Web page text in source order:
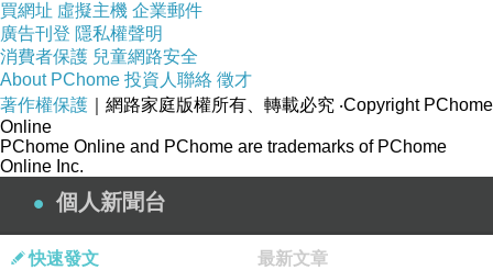
露天賣場已經有公告了奶油擦將在11/22上架，
如果沒有意外的話，
就會準時上架開始販售。
雖然知道奶油擦一上架我就會忙到瘋掉，
但12月我還有另一份工作案要進行，
所以這兩天思考了一陣子，
還是決定鼓起勇氣讓義賣會在11/23(五)開跑～
買網址 虛擬主機 企業郵件
廣告刊登 隱私權聲明
消費者保護 兒童網路安全
About PChome 投資人聯絡 徵才
著作權保護 ｜網路家庭版權所有、轉載必究 ‧Copyright PChome
Online
PChome Online and PChome are trademarks of PChome
Online Inc.
個人新聞台
快速發文 最新文章